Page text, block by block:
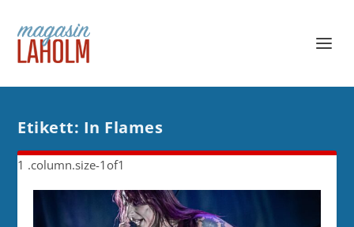
Etikett: In Flames